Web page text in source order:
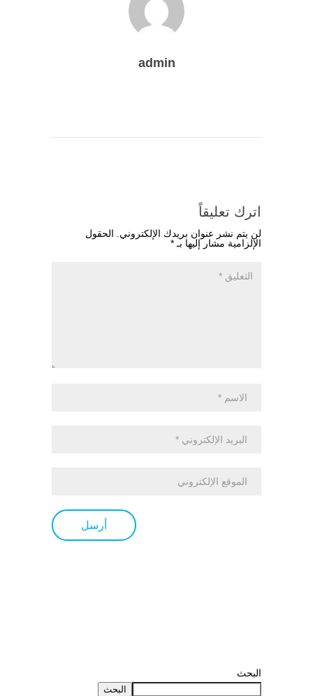
admin
اترك تعليقاً
لن يتم نشر عنوان بريدك الإلكتروني.
الحقول
الإلزامية مشار إليها بـ *
البحث
البحث